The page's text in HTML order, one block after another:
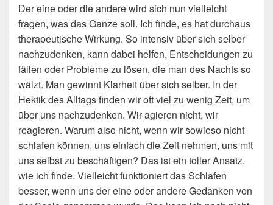
Der eine oder die andere wird sich nun vielleicht
fragen, was das Ganze soll. Ich finde, es hat durchaus
therapeutische Wirkung. So intensiv über sich selber
nachzudenken, kann dabei helfen, Entscheidungen zu
fällen oder Probleme zu lösen, die man des Nachts so
wälzt. Man gewinnt Klarheit über sich selber. In der
Hektik des Alltags finden wir oft viel zu wenig Zeit, um
über uns nachzudenken. Wir agieren nicht, wir
reagieren. Warum also nicht, wenn wir sowieso nicht
schlafen können, uns einfach die Zeit nehmen, uns mit
uns selbst zu beschäftigen? Das ist ein toller Ansatz,
wie ich finde. Vielleicht funktioniert das Schlafen
besser, wenn uns der eine oder andere Gedanken von